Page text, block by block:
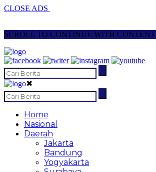
CLOSE ADS
SCROLL TO CONTINUE WITH CONTENT
✖
Home
Nasional
Daerah
Jakarta
Bandung
Yogyakarta